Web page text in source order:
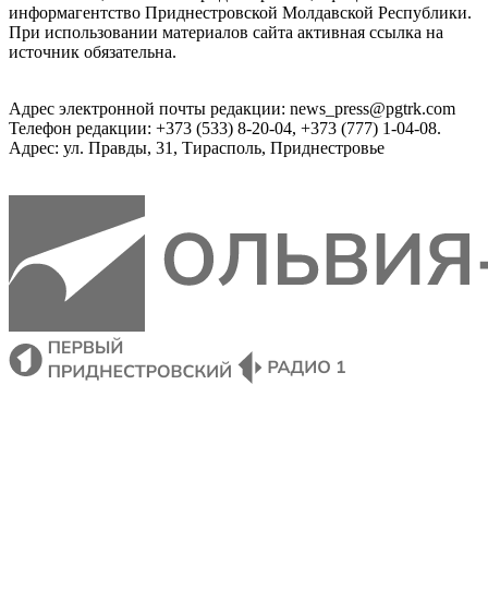
информагентство Приднестровской Молдавской Республики.
При использовании материалов сайта активная ссылка на
источник обязательна.
Адрес электронной почты редакции: news_press@pgtrk.com
Телефон редакции: +373 (533) 8-20-04, +373 (777) 1-04-08.
Адрес: ул. Правды, 31, Тирасполь, Приднестровье